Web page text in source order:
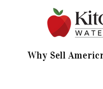
Why Sell